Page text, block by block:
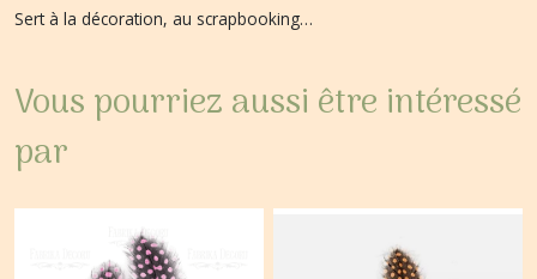
Sert à la décoration, au scrapbooking…
Vous pourriez aussi être intéressé
par